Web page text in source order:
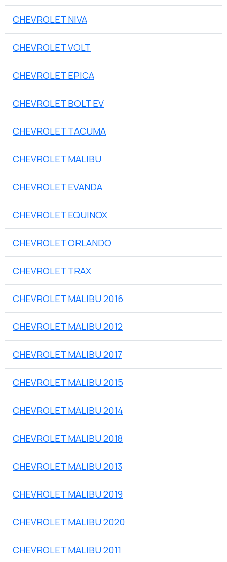
CHEVROLET NIVA
CHEVROLET VOLT
CHEVROLET EPICA
CHEVROLET BOLT EV
CHEVROLET TACUMA
CHEVROLET MALIBU
CHEVROLET EVANDA
CHEVROLET EQUINOX
CHEVROLET ORLANDO
CHEVROLET TRAX
CHEVROLET MALIBU 2016
CHEVROLET MALIBU 2012
CHEVROLET MALIBU 2017
CHEVROLET MALIBU 2015
CHEVROLET MALIBU 2014
CHEVROLET MALIBU 2018
CHEVROLET MALIBU 2013
CHEVROLET MALIBU 2019
CHEVROLET MALIBU 2020
CHEVROLET MALIBU 2011